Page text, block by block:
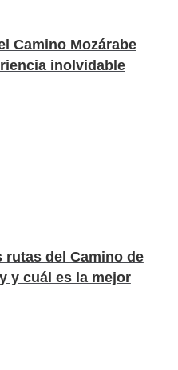
Camino Mozárabe
inolvidable
del Camino de
y cuál es la mejor